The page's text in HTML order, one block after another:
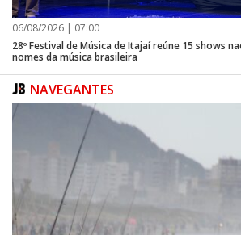
06/08/2026 | 07:00
28º Festival de Música de Itajaí reúne 15 shows
nomes da música brasileira
NAVEGANTES